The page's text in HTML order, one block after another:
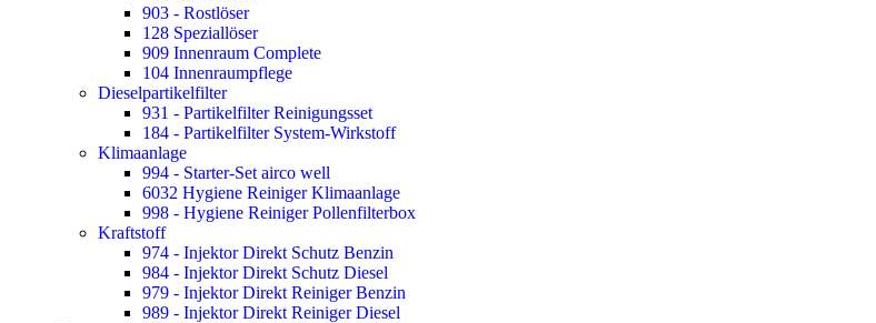
903 - Rostlöser
128 Speziallöser
909 Innenraum Complete
104 Innenraumpflege
Dieselpartikelfilter
931 - Partikelfilter Reinigungsset
184 - Partikelfilter System-Wirkstoff
Klimaanlage
994 - Starter-Set airco well
6032 Hygiene Reiniger Klimaanlage
998 - Hygiene Reiniger Pollenfilterbox
Kraftstoff
974 - Injektor Direkt Schutz Benzin
984 - Injektor Direkt Schutz Diesel
979 - Injektor Direkt Reiniger Benzin
989 - Injektor Direkt Reiniger Diesel